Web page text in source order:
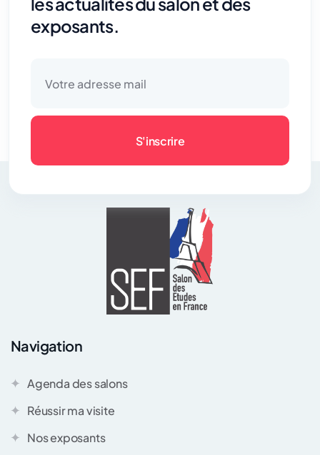
exposants.
S'inscrire
Navigation
Agenda des salons
Réussir ma visite
Nos exposants